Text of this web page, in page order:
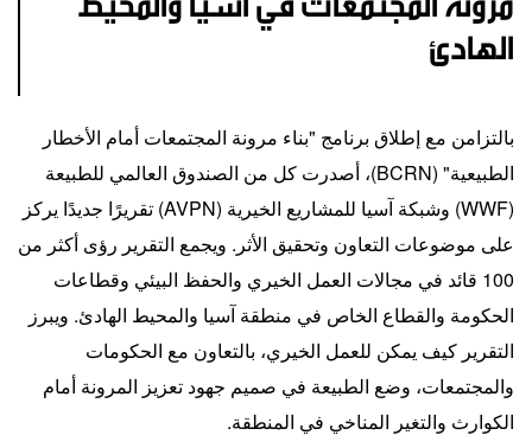
الهادئ
بالتزامن مع إطلاق برنامج "بناء مرونة المجتمعات أمام الأخطار
الطبيعية" (BCRN)، أصدرت كل من الصندوق العالمي للطبيعة
(WWF) وشبكة آسيا للمشاريع الخيرية (AVPN) تقريرًا جديدًا يركز
على موضوعات التعاون وتحقيق الأثر. ويجمع التقرير رؤى أكثر من
100 قائد في مجالات العمل الخيري والحفظ البيئي وقطاعات
الحكومة والقطاع الخاص في منطقة آسيا والمحيط الهادئ. ويبرز
التقرير كيف يمكن للعمل الخيري، بالتعاون مع الحكومات
والمجتمعات، وضع الطبيعة في صميم جهود تعزيز المرونة أمام
الكوارث والتغير المناخي في المنطقة.